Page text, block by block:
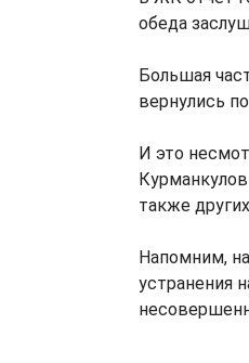
обеда
Большая
вернулись
И это
также
Напомним,
устранения